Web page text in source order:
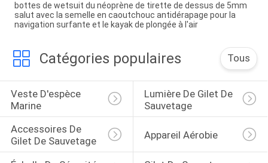
bottes de wetsuit du néoprène de tirette de dessus de 5mm
salut avec la semelle en caoutchouc antidérapage pour la
navigation surfante et le kayak de plongée à l'air
Catégories populaires Tous
Veste D'espèce
Marine
Lumière De Gilet De
Sauvetage
Accessoires De
Gilet De Sauvetage
Appareil Aérobie